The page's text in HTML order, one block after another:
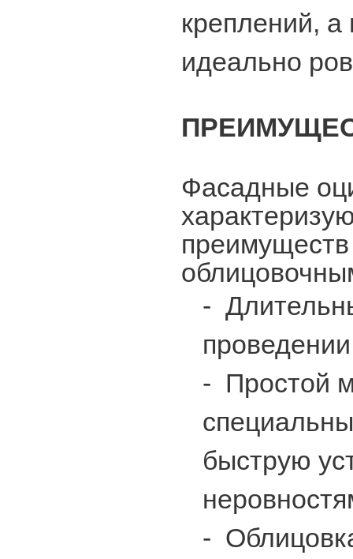
креплений,
идеально
Фасадные
-
- Простой
быструю
-